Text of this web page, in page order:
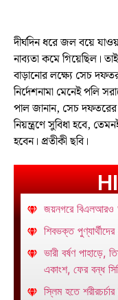
দীর্ঘদিন ধরে জল বয়ে
নাব্যতা কমে গিয়েছিল।
বাড়ানোর লক্ষ্যে সেচ
নির্দেশনামা মেনেই পলি
পাল জানান, সেচ
নিয়ন্ত্রণে সুবিধা হবে,
হবেন। প্রতীকী ছবি।
জয়নগরে বিএলআরও
শিবভক্ত
ভারী বর্ষণ
একাংশ, ফের বন্ধ
স্লিম হতে